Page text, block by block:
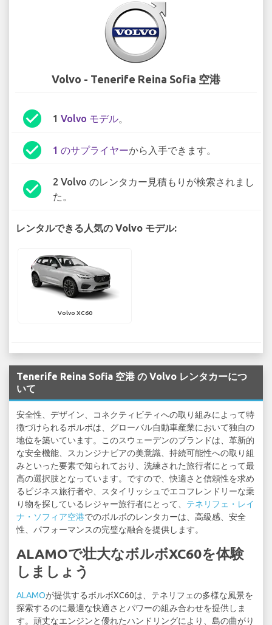
Volvo - Tenerife Reina Sofia 空港
check_circle 1 Volvo モデル。
check_circle 1 のサプライヤーから入手できます。
check_circle
2 Volvo のレンタカー見積もりが検索されまし
た。
レンタルできる人気の Volvo モデル:
Volvo XC60
Tenerife Reina Sofia 空港 の Volvo レンタカーにつ
いて
安全性、デザイン、コネクティビティへの取り組みによって特
徴づけられるボルボは、グローバル自動車産業において独自の
地位を築いています。このスウェーデンのブランドは、革新的
な安全機能、スカンジナビアの美意識、持続可能性への取り組
みといった要素で知られており、洗練された旅行者にとって最
高の選択肢となっています。ですので、快適さと信頼性を求め
るビジネス旅行者や、スタイリッシュでエコフレンドリーな乗
り物を探しているレジャー旅行者にとって、 テネリフェ・レイ
ナ・ソフィア空港でのボルボのレンタカーは、高級感、安全
性、パフォーマンスの完璧な融合を提供します。
ALAMOで壮大なボルボXC60を体験
しましょう
ALAMOが提供するボルボXC60は、テネリフェの多様な風景を
探索するのに最適な快適さとパワーの組み合わせを提供しま
す。頑丈なエンジンと優れたハンドリングにより、島の曲がり